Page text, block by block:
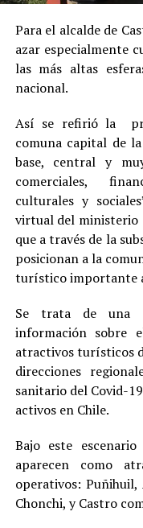
Para el alcalde de
azar especialmente
las más altas
nacional.
Así se refirió la
comuna capital de
base, central y
comerciales,
culturales y
virtual del ministerio
que a través de la
posicionan a la
turístico importante
Se trata de una
información sobre
atractivos turísticos
direcciones
sanitario del Covid-
activos en Chile.
Bajo este
aparecen como
operativos:
Chonchi, y Castro